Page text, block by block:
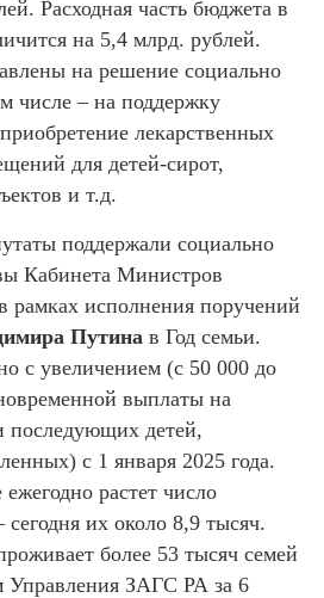
Расходная часть бюджета в
на 5,4 млрд. рублей.
на решение социально
числе – на поддержку
лекарственных
для детей-сирот,
и т.д.
поддержали социально
Кабинета Министров
рамках исполнения поручений
Путина в Год семьи.
с увеличением (с 50 000 до
выплаты на
последующих детей,
с 1 января 2025 года.
растет число
их около 8,9 тысяч.
более 53 тысяч семей
ЗАГС РА за 6